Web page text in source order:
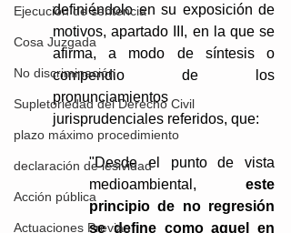
Ejecución de sentencia
Cosa Juzgada
No discriminación
Supletoriedad del Derecho Civil
plazo máximo procedimiento
declaración de lesividad
Acción pública
Actuaciones Previas
definiéndolo en su exposición de
motivos, apartado III, en la que se
afirma, a modo de síntesis o
compendio de los
pronunciamientos
jurisprudenciales referidos, que:
"Desde el punto de vista
medioambiental, este
principio de no regresión
se define como aquel en